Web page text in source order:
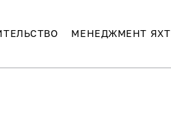
МЕНЕДЖМЕНТ ЯХТ